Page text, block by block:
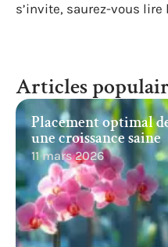
s’invite, saurez-vous lire
Articles
Placement optimal
une croissance saine
11 mars 2026